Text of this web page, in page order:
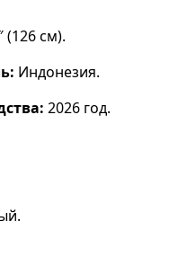
(126 см).
Индонезия.
2026 год.